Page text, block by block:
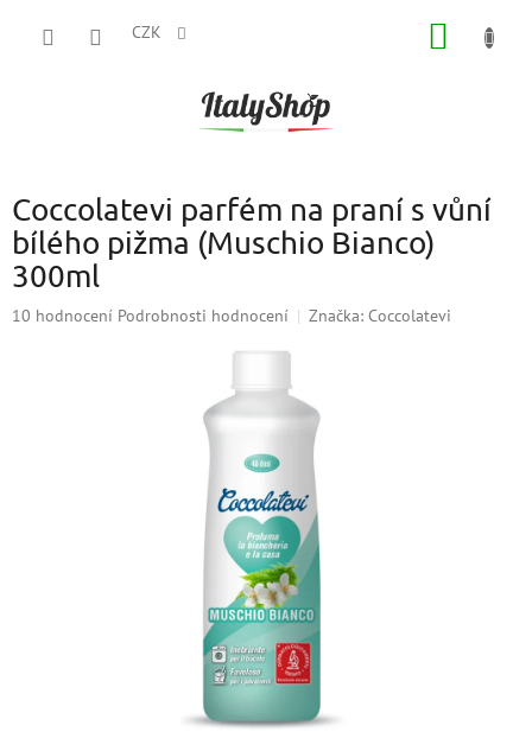
CZK
Coccolatevi parfém na praní s vůní
bílého pižma (Muschio Bianco)
300ml
Průměrné
10 hodnocení Podrobnosti hodnocení Značka: Coccolatevi